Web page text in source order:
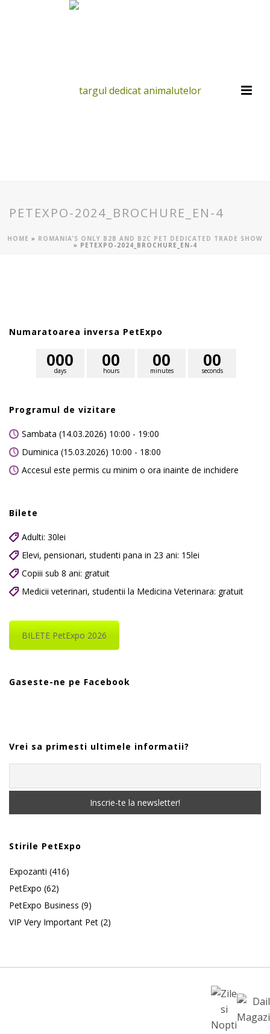
PETEXPO-2024_BROCHURE_EN-4
HOME » ROMANIA’S ONLY B2B AND B2C PET DEDICATED TRADE SHOW
» PETEXPO-2024_BROCHURE_EN-4
Numaratoarea inversa PetExpo
days
000
hours
00
minutes
00
seconds
00
Programul de vizitare
Sambata (14.03.2026) 10:00 - 19:00
Duminica (15.03.2026) 10:00 - 18:00
Accesul este permis cu minim o ora inainte de inchidere
Bilete
Adulti: 30lei
Elevi, pensionari, studenti pana in 23 ani: 15lei
Copiii sub 8 ani: gratuit
Medicii veterinari, studentii la Medicina Veterinara: gratuit
BILETE PetExpo 2026
Gaseste-ne pe Facebook
Vrei sa primesti ultimele informatii?
Stirile PetExpo
Expozanti (416)
PetExpo (62)
PetExpo Business (9)
VIP Very Important Pet (2)